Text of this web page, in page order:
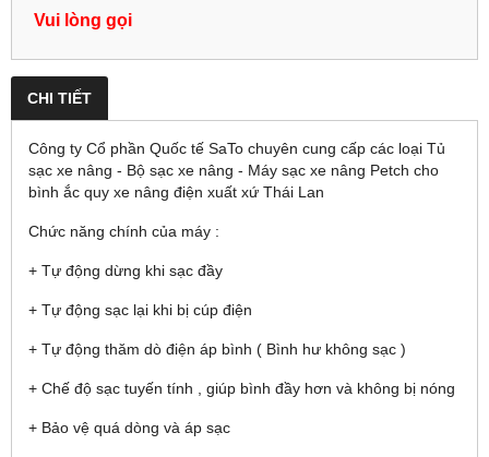
Vui lòng gọi
CHI TIẾT
Công ty Cổ phần Quốc tế SaTo chuyên cung cấp các loại Tủ
sạc xe nâng - Bộ sạc xe nâng - Máy sạc xe nâng Petch cho
bình ắc quy xe nâng điện xuất xứ Thái Lan
Chức năng chính của máy :
+ Tự động dừng khi sạc đầy
+ Tự động sạc lại khi bị cúp điện
+ Tự động thăm dò điện áp bình ( Bình hư không sạc )
+ Chế độ sạc tuyến tính , giúp bình đầy hơn và không bị nóng
+ Bảo vệ quá dòng và áp sạc